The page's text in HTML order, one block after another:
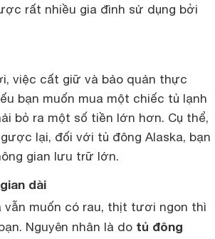
rất nhiều gia đình sử dụng bởi
việc cất giữ và bảo quản thực
bạn muốn mua một chiếc tủ lạnh
bỏ ra một số tiền lớn hơn. Cụ thể,
lại, đối với tủ đông Alaska, bạn
gian lưu trữ lớn.
dài
muốn có rau, thịt tươi ngon thì
Nguyên nhân là do tủ đông